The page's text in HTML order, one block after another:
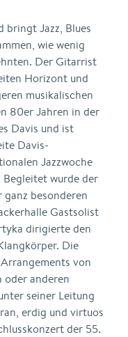
bringt Jazz, Blues
wie wenig
Der Gitarrist
Horizont und
musikalischen
80er Jahren in der
Davis und ist
Davis-
Jazzwoche
Begleitet wurde der
besonderen
Gastsolist
dirigierte den
Die
von
oder anderen
seiner Leitung
erdig und virtuos
der 55.